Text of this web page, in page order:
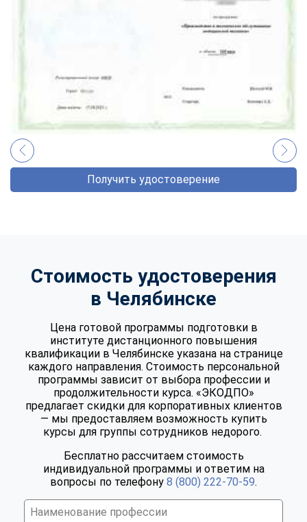
Получить удостоверение
Стоимость удостоверения
в Челябинске
Цена готовой программы подготовки в
институте дистанционного повышения
квалификации в Челябинске указана на странице
каждого направления. Стоимость персональной
программы зависит от выбора профессии и
продолжительности курса. «ЭКОДПО»
предлагает скидки для корпоративных клиентов
— мы предоставляем возможность купить
курсы для группы сотрудников недорого.
Бесплатно рассчитаем стоимость
индивидуальной программы и ответим на
вопросы по телефону 8 (800) 222-70-59.